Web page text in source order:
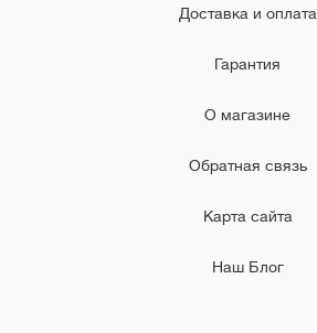
Доставка и оплата
Гарантия
О магазине
Обратная связь
Карта сайта
Наш Блог